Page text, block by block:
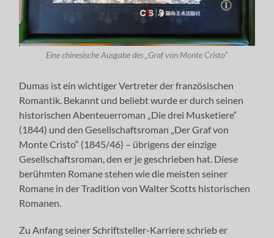
Eine chinesische Ausgabe des „Graf von Monte Cristo“
Dumas ist ein wichtiger Vertreter der französischen
Romantik. Bekannt und beliebt wurde er durch seinen
historischen Abenteuerroman „Die drei Musketiere“
(1844) und den Gesellschaftsroman „Der Graf von
Monte Cristo“ (1845/46) – übrigens der einzige
Gesellschaftsroman, den er je geschrieben hat. Diese
berühmten Romane stehen wie die meisten seiner
Romane in der Tradition von Walter Scotts historischen
Romanen.
Zu Anfang seiner Schriftsteller-Karriere schrieb er